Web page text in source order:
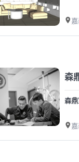
森
森